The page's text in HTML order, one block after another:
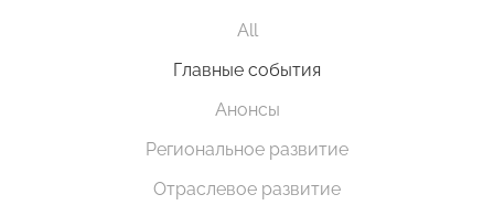
All
Главные события
Анонсы
Региональное развитие
Отраслевое развитие